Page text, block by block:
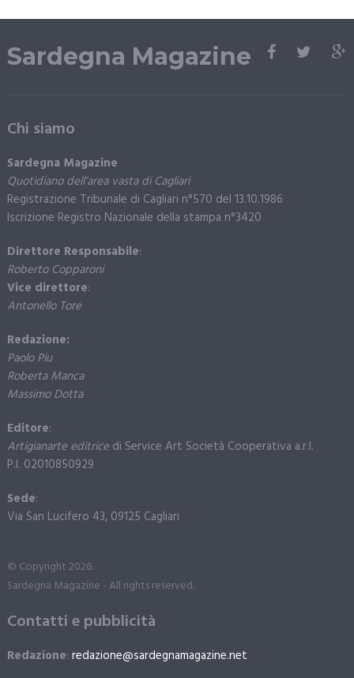
Sardegna Magazine
Chi siamo
Sardegna Magazine
Quotidiano dell’area vasta di Cagliari
Registrazione Tribunale di Cagliari n°570 del 13.10.1986
Iscrizione Registro Nazionale della stampa n°3420
Direttore Responsabile:
Roberto Copparoni
Vice direttore:
Antonello Tore
Redazione:
Paolo Piu
Roberta Manca
Massimo Dotta
Editore:
Artigianarte editricedi Service Art Società Cooperativa a.r.l.
P.I. 02010850929
Sede:
Via San Lucifero 43, 09125 Cagliari
© Copyright 2026.
Sardegna Magazine - All rights reserved.
Contatti e pubblicità
Redazione: redazione@sardegnamagazine.net